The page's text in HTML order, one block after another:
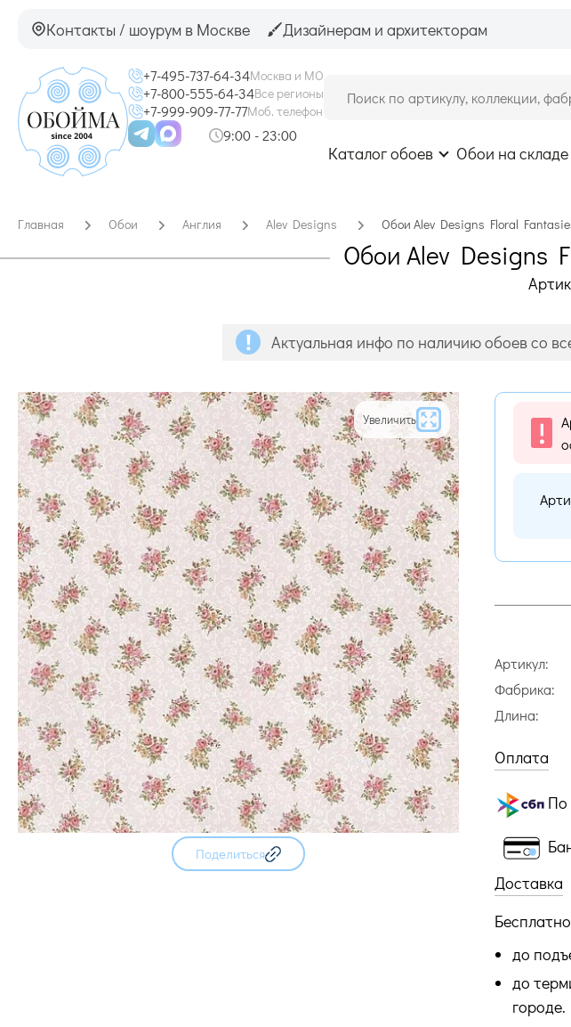
Контакты / шоурум в Москве Дизайнерам и архитекторам
+7-495-737-64-34Москва и МО
+7-800-555-64-34Все регионы
+7-999-909-77-77Моб. телефон
9:00 - 23:00
Каталог обоев Обои на складе
Главная Обои Англия Alev Designs Обои Alev Designs Floral
Обои Alev Designs
Актуальная инфо по наличию обоев со
Увеличить
Поделиться
Артикул:
Фабрика:
Длина:
Оплата
По
Доставка
до
до
городе.